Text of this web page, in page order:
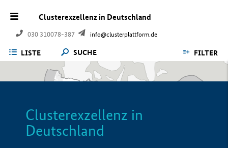
Clusterexzellenz in Deutschland
030 310078-387 info@clusterplattform.de
LISTE SUCHE FILTER
Clusterexzellenz in
Deutschland